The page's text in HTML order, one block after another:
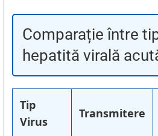
Comparație între
hepatită virală
Tip
Virus
Transmitere